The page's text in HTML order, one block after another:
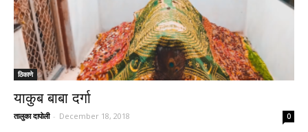
ठिकाणे
याकुब बाबा दर्गा
तालुका दापोली - December 18, 2018 0